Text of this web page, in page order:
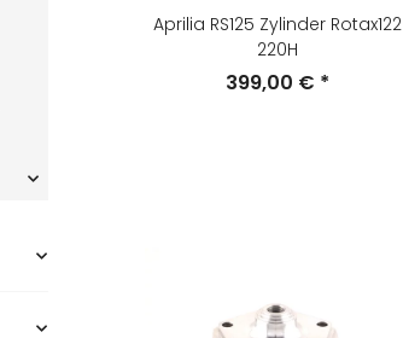
Aprilia RS125 Zylinder Rotax122
220H
399,00 € *